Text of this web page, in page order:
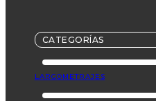
CATEGORÍAS
LARGOMETRAJES